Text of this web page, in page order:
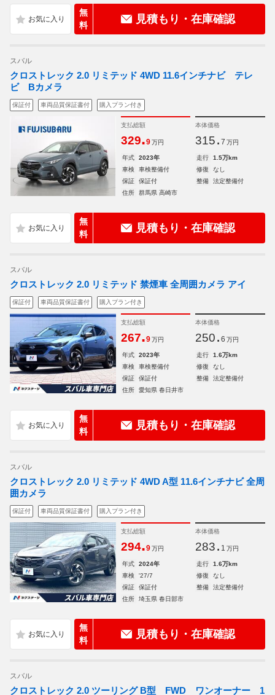
無
料
見積もり・在庫確認
スバル
クロストレック 2.0 リミテッド 4WD 11.6インチナビ テレ
ビ Bカメラ
保証付 車両品質保証書付 購入プラン付き
支払総額
329.9 万円
本体価格
315. 7 万円
年式 2023年 走行
1.5万km
車検
車検整備付 修復
なし
保証
保証付 整備
法定整備付
住所
群馬県 高崎市
無
料
見積もり・在庫確認
スバル
クロストレック 2.0 リミテッド 禁煙車 全周囲カメラ アイ
保証付 車両品質保証書付 購入プラン付き
支払総額
267.9 万円
本体価格
250. 6 万円
年式 2023年 走行
1.6万km
車検
車検整備付 修復
なし
保証
保証付 整備
法定整備付
住所
愛知県 春日井市
無
料
見積もり・在庫確認
スバル
クロストレック 2.0 リミテッド 4WD A型 11.6インチナビ 全周
囲カメラ
保証付 車両品質保証書付 購入プラン付き
支払総額
294.9 万円
本体価格
283. 1 万円
年式 2024年 走行
1.6万km
車検
'27/7 修復
なし
保証
保証付 整備
法定整備付
住所
埼玉県 春日部市
無
料
見積もり・在庫確認
スバル
クロストレック 2.0 ツーリング B型 FWD ワンオーナー 1